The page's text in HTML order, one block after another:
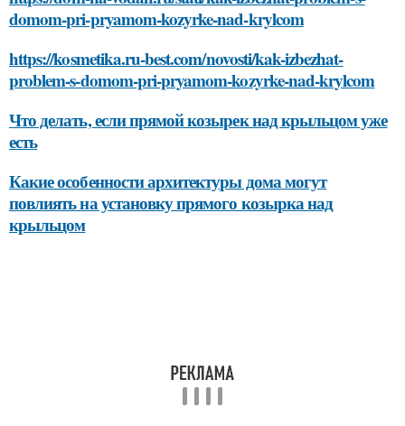
domom-pri-pryamom-kozyrke-nad-krylcom
https://kosmetika.ru-best.com/novosti/kak-izbezhat-
problem-s-domom-pri-pryamom-kozyrke-nad-krylcom
Что делать, если прямой козырек над крыльцом уже
есть
Какие особенности архитектуры дома могут
повлиять на установку прямого козырка над
крыльцом